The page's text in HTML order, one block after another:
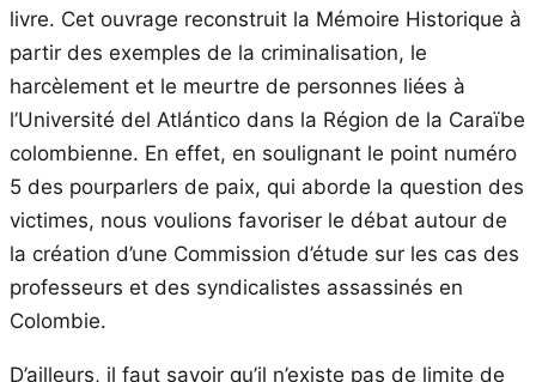
livre. Cet ouvrage reconstruit la Mémoire Historique à
partir des exemples de la criminalisation, le
harcèlement et le meurtre de personnes liées à
l’Université del Atlántico dans la Région de la Caraïbe
colombienne. En effet, en soulignant le point numéro
5 des pourparlers de paix, qui aborde la question des
victimes, nous voulions favoriser le débat autour de
la création d’une Commission d’étude sur les cas des
professeurs et des syndicalistes assassinés en
Colombie.
D’ailleurs, il faut savoir qu’il n’existe pas de limite de